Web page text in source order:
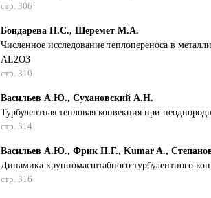
стр. 306
Бондарева Н.С., Шеремет М.А.
Численное исследование теплопереноса в
AL2O3
стр. 310
Васильев А.Ю., Сухановский А.Н.
Турбулентная тепловая конвекция при
стр. 314
Васильев А.Ю., Фрик П.Г., Kumar A.,
Динамика крупномасштабного турбулентного
стр. 316